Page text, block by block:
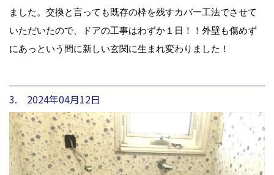
ました。交換と言っても既存の枠を残すカバー工法でさせて
いただいたので、ドアの工事はわずか１日！！外壁も傷めず
にあっという間に新しい玄関に生まれ変わりました！
3. 2024年04月12日